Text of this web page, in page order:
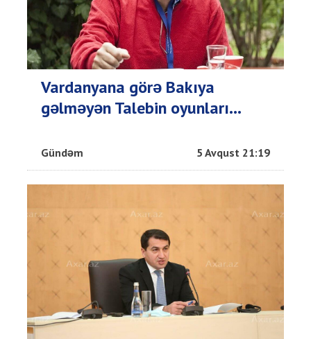
Vardanyana görə Bakıya
gəlməyən Talebin oyunları...
Gündəm 5 Avqust 21:19